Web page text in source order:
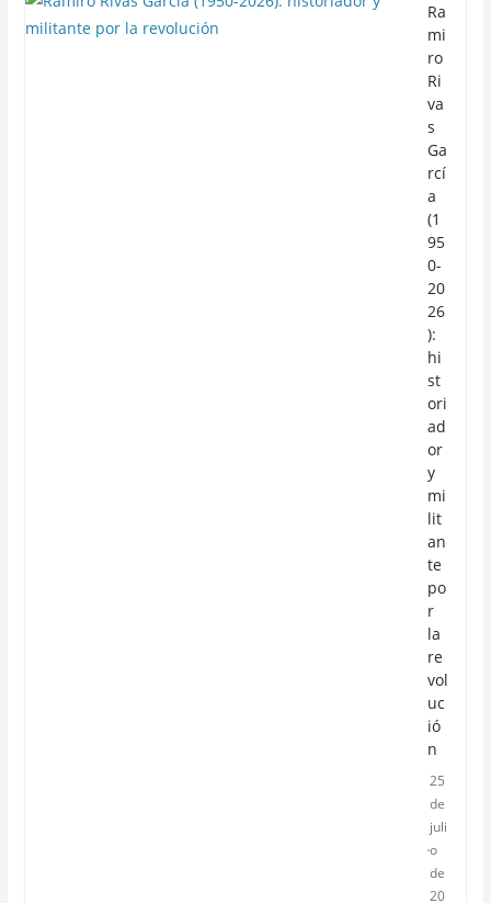
Ra
mi
ro
Ri
va
s
Ga
rcí
a
(1
95
0-
20
26
):
hi
st
ori
ad
or
y
mi
lit
an
te
po
r
la
re
vol
uc
ió
n
25
de
juli
o
de
20